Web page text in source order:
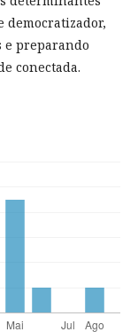
democratizador,
e preparando
conectada.